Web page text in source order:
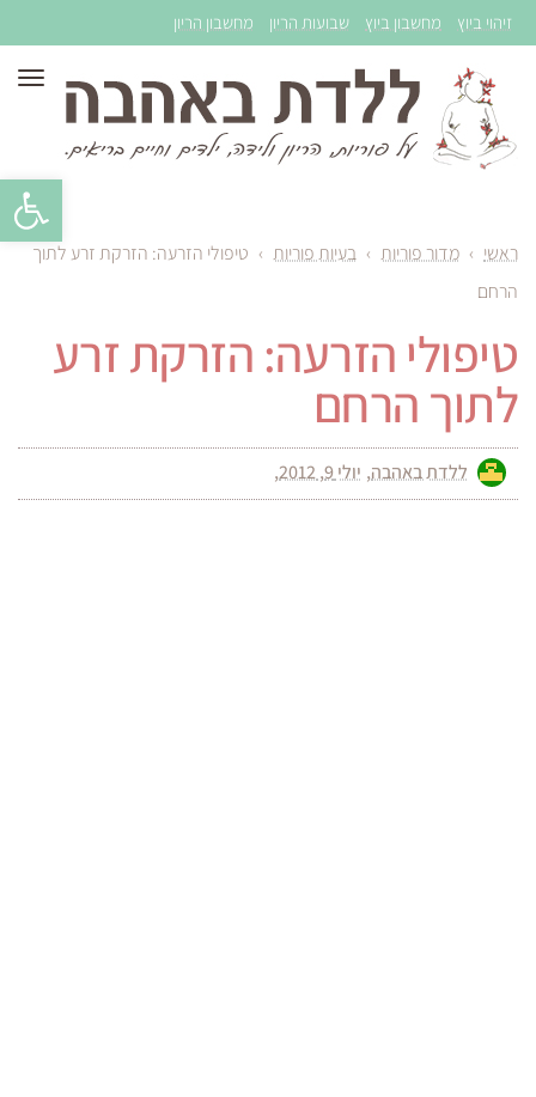
זיהוי ביוץ מחשבון ביוץ שבועות הריון מחשבון הריון
ראשי › מדור פוריות › בעיות פוריות › טיפולי הזרעה: הזרקת זרע לתוך
הרחם
טיפולי הזרעה: הזרקת זרע
לתוך הרחם
ללדת באהבה יולי 9, 2012
פתח